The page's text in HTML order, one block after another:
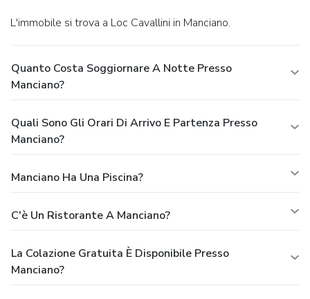
L'immobile si trova a Loc Cavallini in Manciano.
Quanto Costa Soggiornare A Notte Presso
Manciano?
Quali Sono Gli Orari Di Arrivo E Partenza Presso
Manciano?
Manciano Ha Una Piscina?
C'è Un Ristorante A Manciano?
La Colazione Gratuita È Disponibile Presso
Manciano?